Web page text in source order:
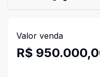
Valor venda
R$